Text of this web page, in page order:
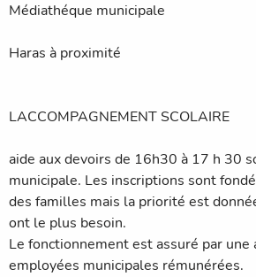
Médiathéque municipale
Haras à proximité
LACCOMPAGNEMENT SCOLAIRE
aide aux devoirs de 16h30 à 17 h 30
municipale. Les inscriptions sont
des familles mais la priorité est
ont le plus besoin.
Le fonctionnement est assuré par
employées municipales rémunérées.